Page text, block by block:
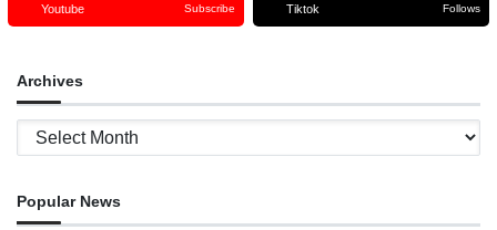
Youtube Subscribe Tiktok Follows
Archives
Archives
Popular News